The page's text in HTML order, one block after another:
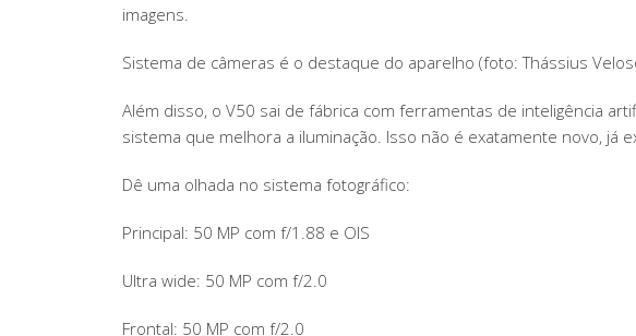
imagens.
Sistema de câmeras é o destaque do aparelho (foto: Thássius
Além disso, o V50 sai de fábrica com ferramentas de inteligência
sistema que melhora a iluminação. Isso não é exatamente novo, já
Dê uma olhada no sistema fotográfico:
Principal: 50 MP com f/1.88 e OIS
Ultra wide: 50 MP com f/2.0
Frontal: 50 MP com f/2.0